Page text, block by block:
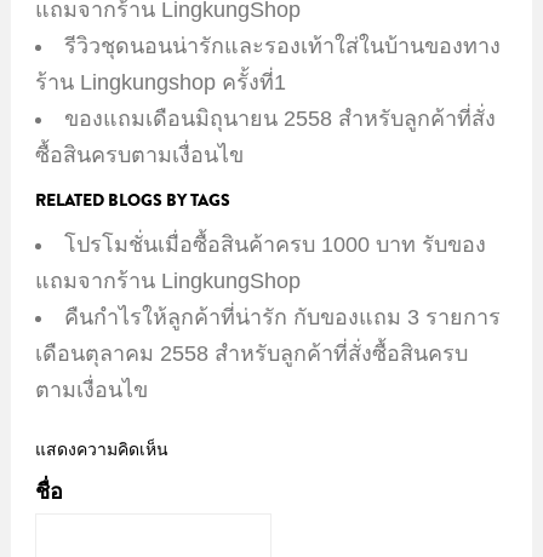
แถมจากร้าน LingkungShop
รีวิวชุดนอนน่ารักและรองเท้าใส่ในบ้านของทาง
ร้าน Lingkungshop ครั้งที่1
ของแถมเดือนมิถุนายน 2558 สำหรับลูกค้าที่สั่ง
ซื้อสินครบตามเงื่อนไข
RELATED BLOGS BY TAGS
โปรโมชั่นเมื่อซื้อสินค้าครบ 1000 บาท รับของ
แถมจากร้าน LingkungShop
คืนกำไรให้ลูกค้าที่น่ารัก กับของแถม 3 รายการ
เดือนตุลาคม 2558 สำหรับลูกค้าที่สั่งซื้อสินครบ
ตามเงื่อนไข
แสดงความคิดเห็น
ชื่อ